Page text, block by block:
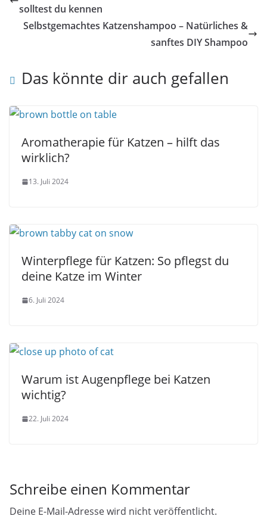
solltest du kennen
Selbstgemachtes Katzenshampoo – Natürliches &
sanftes DIY Shampoo
Das könnte dir auch gefallen
Aromatherapie für Katzen – hilft das
wirklich?
13. Juli 2024
Winterpflege für Katzen: So pflegst du
deine Katze im Winter
6. Juli 2024
Warum ist Augenpflege bei Katzen
wichtig?
22. Juli 2024
Schreibe einen Kommentar
Deine E-Mail-Adresse wird nicht veröffentlicht.